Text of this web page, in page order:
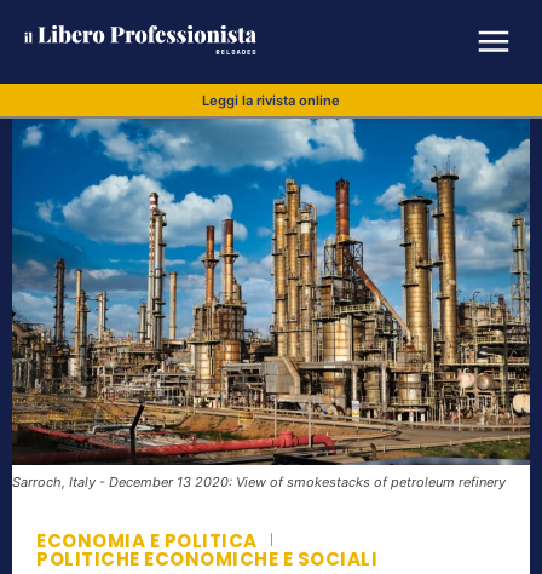
Leggi la rivista online
Sarroch, Italy - December 13 2020: View of smokestacks of petroleum refinery
ECONOMIA E POLITICA
POLITICHE ECONOMICHE E SOCIALI